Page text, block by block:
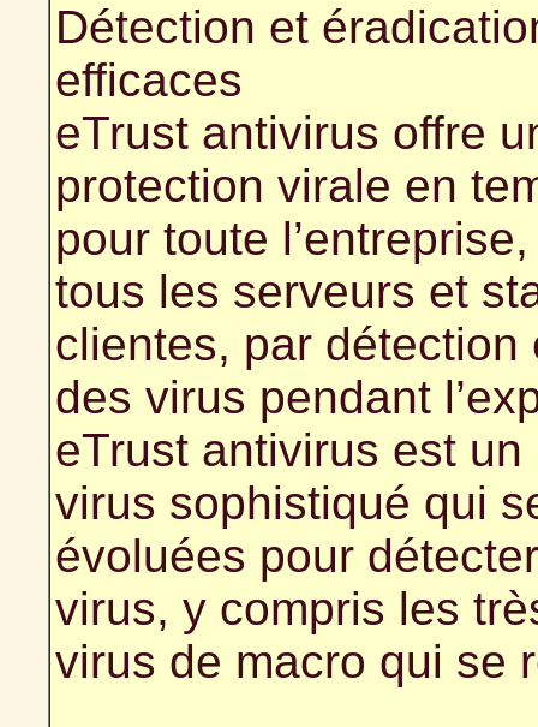
Détection et
efficaces
eTrust antivirus offre
protection virale en
pour toute
tous les serveurs et
clientes, par
des virus pendant
eTrust antivirus est
virus sophistiqué qui
évoluées pour
virus, y compris les
virus de macro qui se